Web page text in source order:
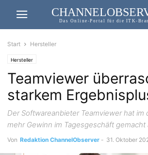
Das Online-Portal für die ITK-
Start Hersteller
Hersteller
Teamviewer
starkem
Der Softwareanbieter Teamviewer hat im
mehr Gewinn im Tagesgeschäft gemacht
Von Redaktion ChannelObserver - 31. Oktober